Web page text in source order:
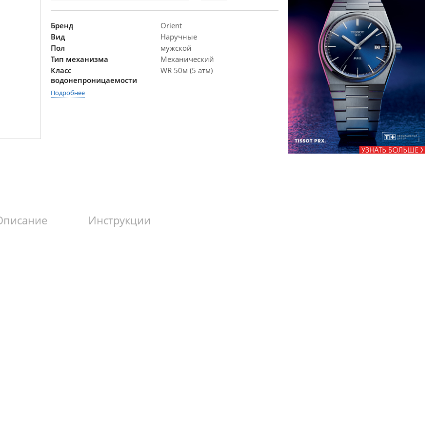
Бренд
Orient
Вид
Наручные
Пол
мужской
Тип механизма
Механический
Класс
водонепроницаемости
WR 50м (5 атм)
Подробнее
Инструкции